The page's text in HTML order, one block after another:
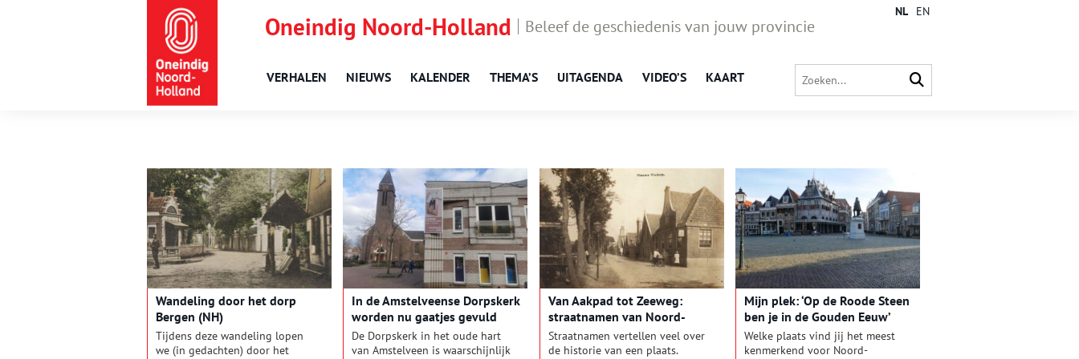
Oneindig Noord-Holland Beleef de geschiedenis van jouw provincie
VERHALEN NIEUWS KALENDER THEMA’S UITAGENDA VIDEO’S KAART
NL EN
Wandeling door het dorp
Bergen (NH)
Tijdens deze wandeling lopen
we (in gedachten) door het
In de Amstelveense Dorpskerk
worden nu gaatjes gevuld
De Dorpskerk in het oude hart
van Amstelveen is waarschijnlijk
Van Aakpad tot Zeeweg:
straatnamen van Noord-
Holland
Straatnamen vertellen veel over
de historie van een plaats.
Mijn plek: ‘Op de Roode Steen
ben je in de Gouden Eeuw’
Welke plaats vind jij het meest
kenmerkend voor Noord-